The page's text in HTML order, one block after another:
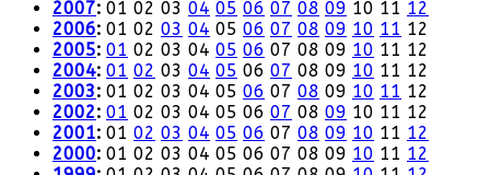
2007: 01 02 03 04 05 06 07 08 09 10 11 12
2006: 01 02 03 04 05 06 07 08 09 10 11 12
2005: 01 02 03 04 05 06 07 08 09 10 11 12
2004: 01 02 03 04 05 06 07 08 09 10 11 12
2003: 01 02 03 04 05 06 07 08 09 10 11 12
2002: 01 02 03 04 05 06 07 08 09 10 11 12
2001: 01 02 03 04 05 06 07 08 09 10 11 12
2000: 01 02 03 04 05 06 07 08 09 10 11 12